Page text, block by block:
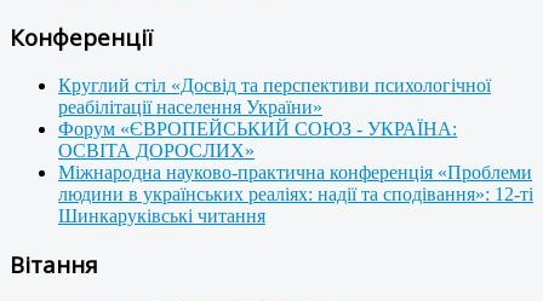
Конференції
Круглий стіл «Досвід та перспективи психологічної
реабілітації населення України»
Форум «ЄВРОПЕЙСЬКИЙ СОЮЗ - УКРАЇНА:
ОСВІТА ДОРОСЛИХ»
Міжнародна науково-практична конференція «Проблеми
людини в українських реаліях: надії та сподівання»: 12-ті
Шинкаруківські читання
Вітання